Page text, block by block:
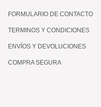
FORMULARIO DE CONTACTO
TERMINOS Y CONDICIONES
ENVÍOS Y DEVOLUCIONES
COMPRA SEGURA